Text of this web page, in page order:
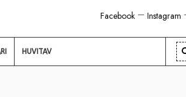
Instagram
Facebook
HUVITAV